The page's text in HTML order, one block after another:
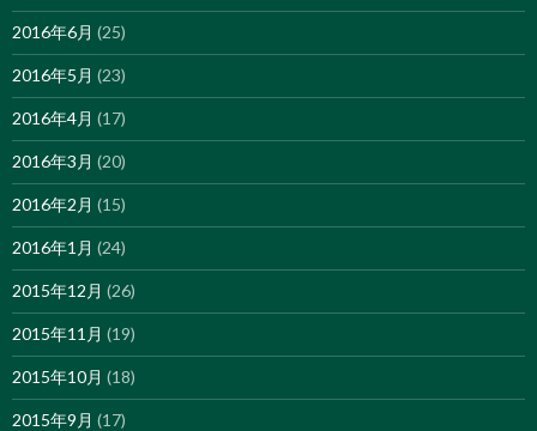
2016年6月 (25)
2016年5月 (23)
2016年4月 (17)
2016年3月 (20)
2016年2月 (15)
2016年1月 (24)
2015年12月 (26)
2015年11月 (19)
2015年10月 (18)
2015年9月 (17)